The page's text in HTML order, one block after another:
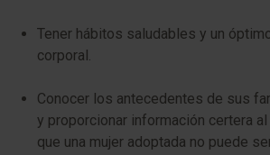
Tener hábitos saludables y un
corporal.
Conocer los antecedentes de sus
y proporcionar información certera
que una mujer adoptada no puede